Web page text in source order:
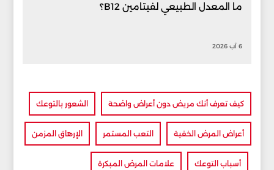
ما المعدل الطبيعي لفيتامين B12؟
6 آب 2026
كيف تعرف أنك مريض دون أعراض واضحة الشعور بالتوعك
أعراض المرض الخفية التعب المستمر الإرهاق المزمن
أسباب التوعك علامات المرض المبكرة